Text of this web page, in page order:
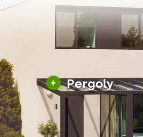
+ Pergoly
Hliníkové pergoly
Bioklimatické pergoly
Altány a zastrešenie
Solárne pergoly